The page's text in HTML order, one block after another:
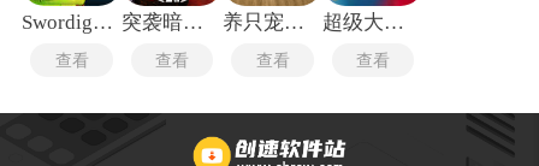
Swordigo汉化版
查看
突袭暗影传说
查看
养只宠物球手机版
查看
超级大富翁
查看